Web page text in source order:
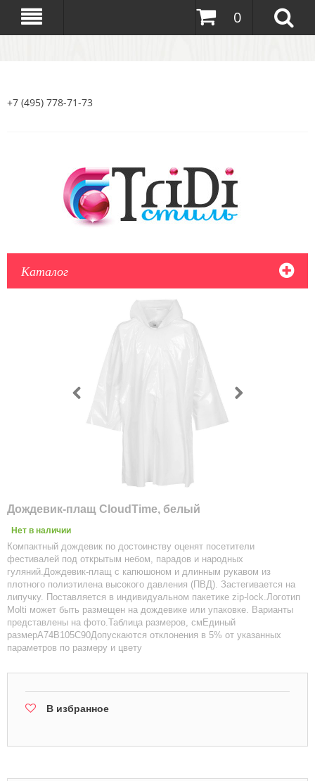
0
+7 (495) 778-71-73
Каталог
Дождевик-плащ CloudTime, белый
Нет в наличии
Компактный дождевик по достоинству оценят посетители
фестивалей под открытым небом, парадов и народных
гуляний.Дождевик-плащ с капюшоном и длинным рукавом из
плотного полиэтилена высокого давления (ПВД). Застегивается на
липучку. Поставляется в индивидуальном пакетике zip-lock.Логотип
Molti может быть размещен на дождевике или упаковке. Варианты
представлены на фото.Таблица размеров, смЕдиный
размерA74B105C90Допускаются отклонения в 5% от указанных
параметров по размеру и цвету
В избранное